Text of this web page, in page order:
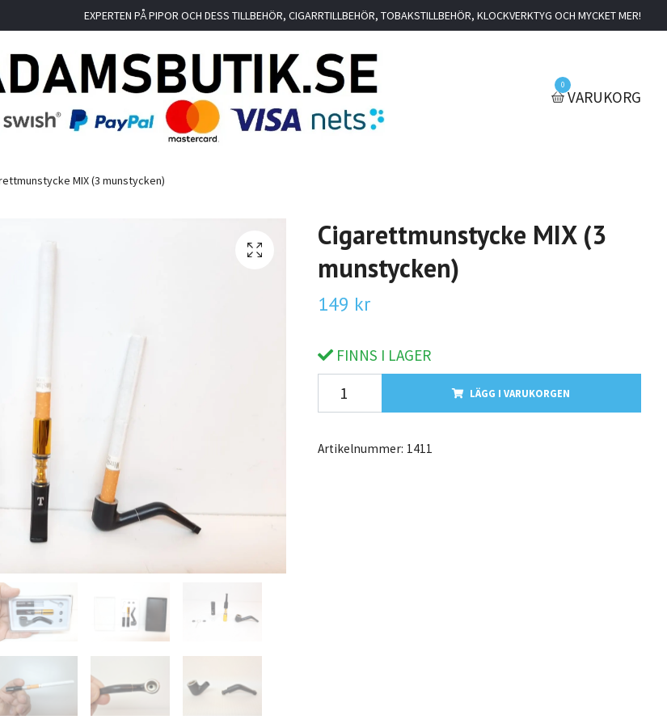
EXPERTEN PÅ PIPOR OCH DESS TILLBEHÖR, CIGARRTILLBEHÖR, TOBAKSTILLBEHÖR, KLOCKVERKTYG OCH MYCKET MER!
0
VARUKORG
MIX (3 munstycken)
Cigarettmunstycke MIX (3
munstycken)
149 kr
FINNS I LAGER
LÄGG I VARUKORGEN
Artikelnummer: 1411